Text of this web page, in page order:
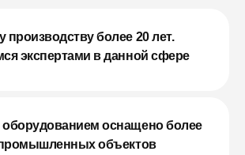
производству более 20 лет.
экспертами в данной сфере
оснащено более
объектов